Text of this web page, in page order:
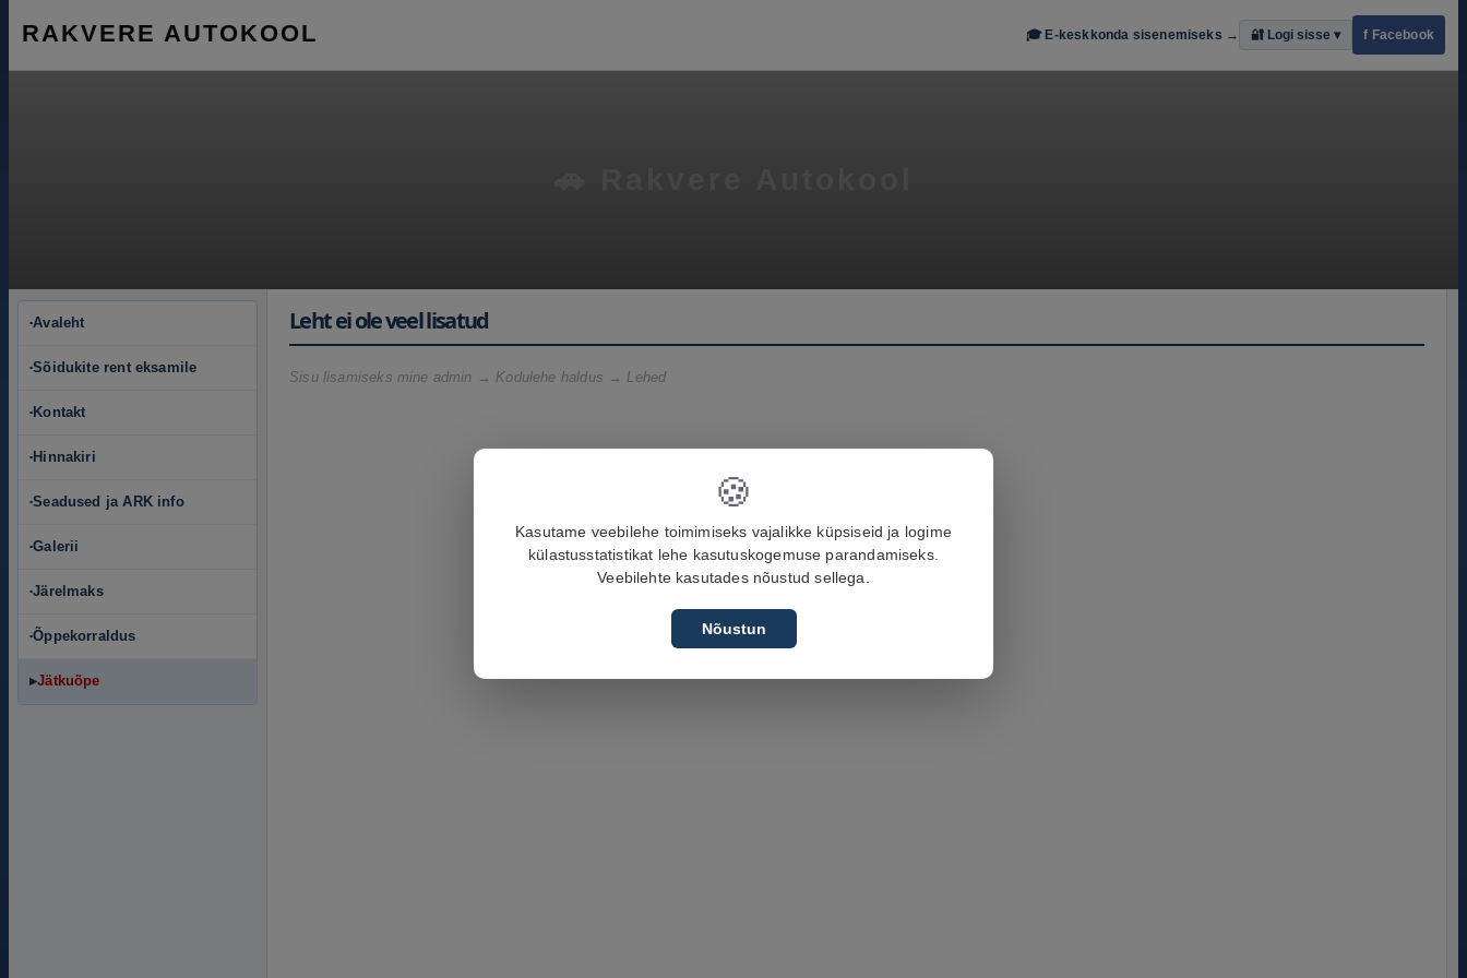
RAKVERE AUTOKOOL 🎓 E-keskkonda sisenemiseks → 🔐 Logi sisse ▾ f Facebook
▪Avaleht
▪Sõidukite rent eksamile
▪ Kontakt
▪ Hinnakiri
▪Seadused ja ARK info
▪Galerii
▪Järelmaks
▪Õppekorraldus
▶Jätkuõpe
Leht ei ole veel lisatud
Sisu lisamiseks mine admin → Kodulehe haldus → Lehed
🍪
Kasutame veebilehe toimimiseks vajalikke küpsiseid ja logime
külastusstatistikat lehe kasutuskogemuse parandamiseks.
Veebilehte kasutades nõustud sellega.
Nõustun